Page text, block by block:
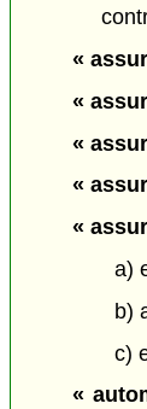
«
«
«
«
«
a)
b)
c)
«